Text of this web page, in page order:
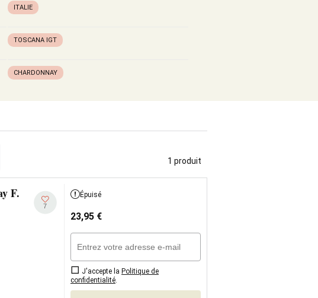
ITALIE
TOSCANA IGT
CHARDONNAY
1 produit
F.
7
Épuisé
23,95 €
J'accepte la Politique de
confidentialité